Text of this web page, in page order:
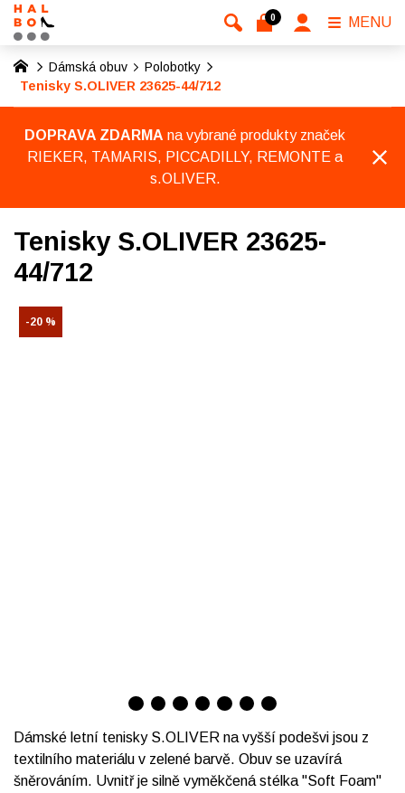
Dámská obuv
Polobotky
Tenisky S.OLIVER 23625-44/712
DOPRAVA ZDARMA na vybrané produkty značek
RIEKER, TAMARIS, PICCADILLY, REMONTE a
s.OLIVER.
Tenisky S.OLIVER 23625-
44/712
-20 %
Dámské letní tenisky S.OLIVER na vyšší podešvi jsou z
textilního materiálu v zelené barvě. Obuv se uzavírá
šněrováním. Uvnitř je silně vyměkčená stélka "Soft Foam"
0 MENU